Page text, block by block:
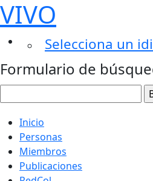
VIVO
Selecciona un
Formulario de
Inicio
Personas
Miembros
Publicaciones